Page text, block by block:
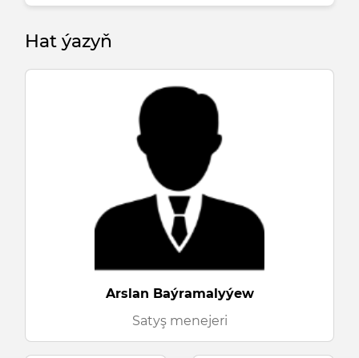
Hat ýazyň
Arslan Baýramalyýew
Satyş menejeri